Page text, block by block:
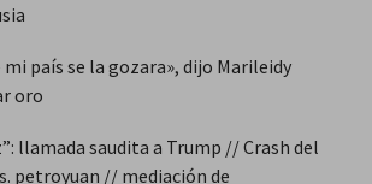
mi país se la gozara», dijo Marileidy
oro
llamada saudita a Trump // Crash del
petroyuan // mediación de